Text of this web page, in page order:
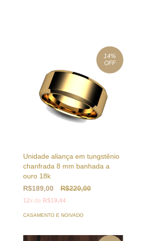
14%
OFF
Unidade aliança em tungstênio
chanfrada 8 mm banhada a
ouro 18k
R$189,00
R$220,00
12x de R$19,44
CASAMENTO E NOIVADO